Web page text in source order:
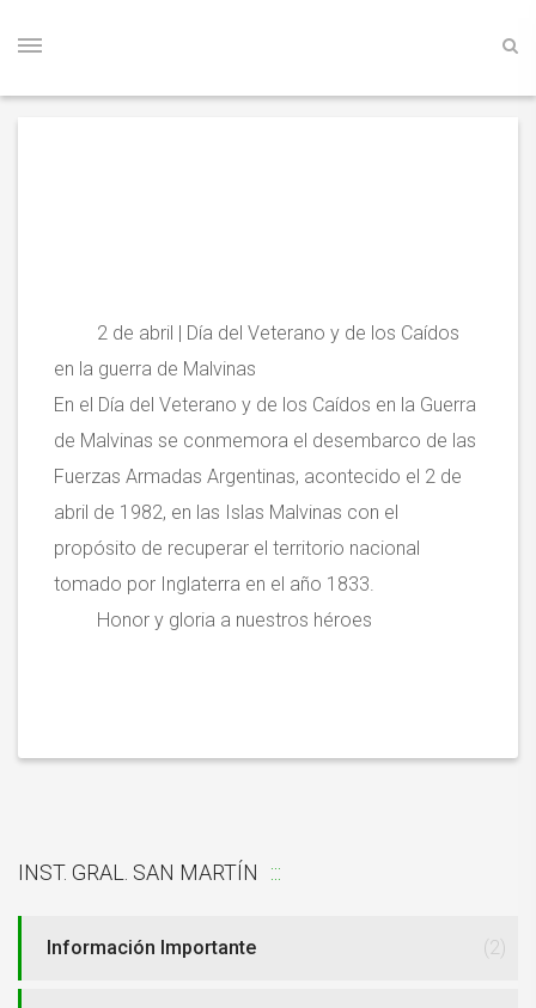
2 de abril | Día del Veterano y de los Caídos
en la guerra de Malvinas
En el Día del Veterano y de los Caídos en la Guerra
de Malvinas se conmemora el desembarco de las
Fuerzas Armadas Argentinas, acontecido el 2 de
abril de 1982, en las Islas Malvinas con el
propósito de recuperar el territorio nacional
tomado por Inglaterra en el año 1833.
Honor y gloria a nuestros héroes
INST. GRAL. SAN MARTÍN
Información Importante (2)